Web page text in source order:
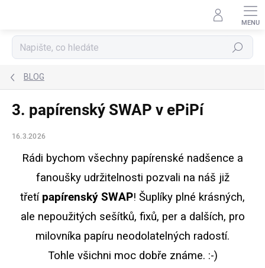
Hledat
BLOG
3. papírenský SWAP v ePiPí
16.3.2026
Rádi bychom všechny papírenské nadšence a
fanoušky udržitelnosti pozvali na náš již
třetípapírenský SWAP! Šuplíky plné krásných,
ale nepoužitých sešítků, fixů, per a dalších, pro
milovníka papíru neodolatelných radostí.
Tohle všichni moc dobře známe. :-)